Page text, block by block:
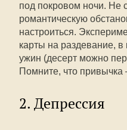
под покровом ночи. Не
романтическую
настроиться.
карты на раздевание,
ужин (десерт можно
Помните, что привычка
2. Депрессия